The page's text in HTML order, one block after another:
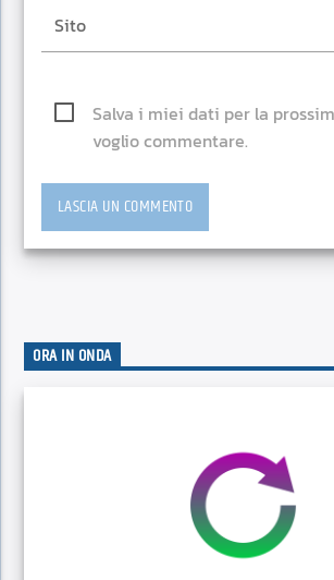
Salva i miei dati per la
voglio commentare.
ORA IN ONDA